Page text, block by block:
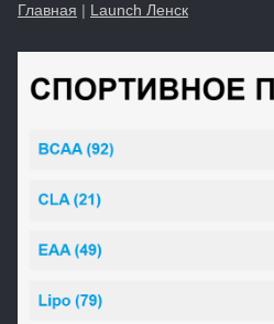
Главная | Launch Ленск